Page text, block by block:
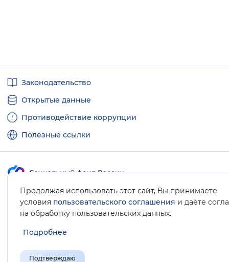
Продолжая использовать этот сайт, Вы принимаете
условия пользовательского соглашения и даёте
на обработку пользовательских данных.
Подробнее
Подтверждаю
ссылкиЗаконодательство
Открытые данные
Противодействие коррупции
Полезные ссылки
Карта сайта